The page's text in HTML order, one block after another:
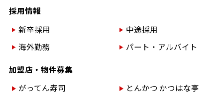
採用情報
新卒採用
中途採用
海外勤務
パート・アルバイト
加盟店・物件募集
がってん寿司
とんかつ かつはな亭